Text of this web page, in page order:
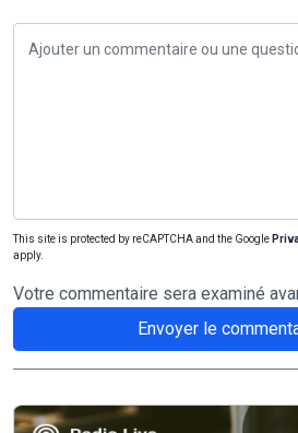
This site is protected by reCAPTCHA and the Google
apply.
Votre commentaire sera examiné
Envoyer le